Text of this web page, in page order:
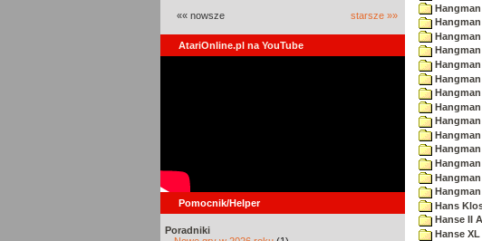
«« nowsze starsze »»
AtariOnline.pl na YouTube
Pomocnik/Helper
Poradniki
Hangman
Hangman
Hangman
Hangman
Hangman
Hangman
Hangman
Hangman
Hangman
Hangman
Hans
Hanse II
Hanse XL